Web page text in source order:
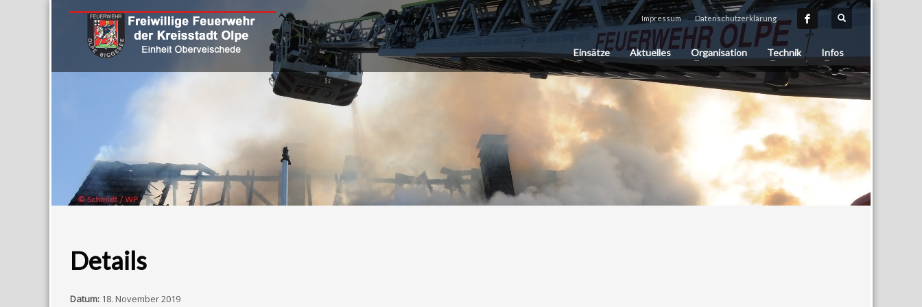
Impressum Datenschutzerklärung
Einsätze Aktuelles Organisation Technik Infos
Details
Datum: 18. November 2019